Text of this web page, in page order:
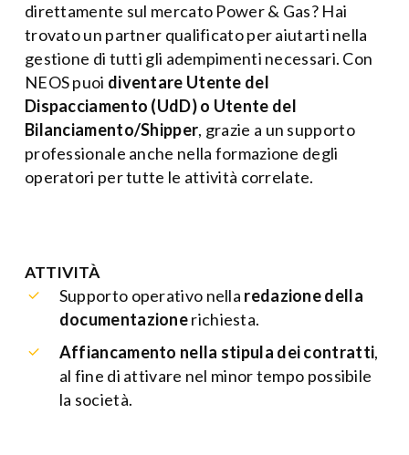
direttamente sul mercato Power & Gas? Hai
trovato un partner qualificato per aiutarti nella
gestione di tutti gli adempimenti necessari. Con
NEOS puoi diventare Utente del
Dispacciamento (UdD) o Utente del
Bilanciamento/Shipper, grazie a un supporto
professionale anche nella formazione degli
operatori per tutte le attività correlate.
ATTIVITÀ
Supporto operativo nella redazione della
documentazionerichiesta.
Affiancamento nella stipula dei contratti,
al fine di attivare nel minor tempo possibile
la società.